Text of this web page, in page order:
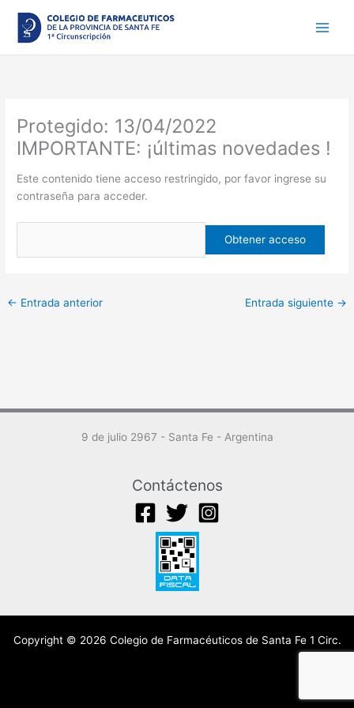
contenido
Protegido: 13/04/2022
IMPORTANTE: ¡últimas novedades !
Este contenido tiene acceso restringido, por favor ingrese su
contraseña para acceder.
← Entrada anterior Entrada siguiente →
9 de julio 2967 - Santa Fe - Argentina
Contáctenos
Copyright © 2026 Colegio de Farmacéuticos de Santa Fe 1 Circ.